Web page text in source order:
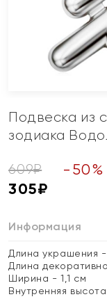
Подвеска из
зодиака
609₽ - 50%
305₽
Информация
Длина украшения -
Длина
Ширина - 1,1 см
Внутренняя